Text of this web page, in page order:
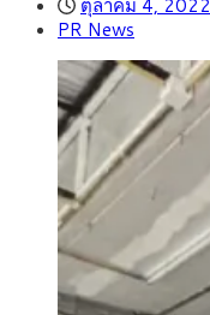
ตุลาคม 4, 2022
PR News